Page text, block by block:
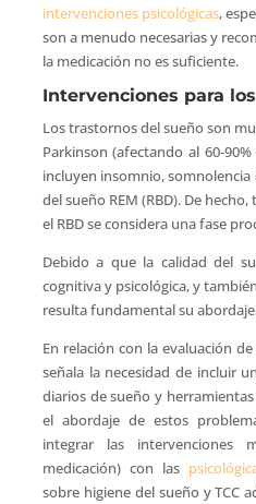
intervenciones psicológicas,
son a menudo necesarias y
la medicación no es suficiente.
Intervenciones para
Los trastornos del sueño son
Parkinson (afectando al 60-
incluyen insomnio,
del sueño REM (RBD). De
el RBD se considera una fase
Debido a que la calidad del
cognitiva y psicológica, y
resulta fundamental su
En relación con la evaluación
señala la necesidad de incluir
diarios de sueño y
el abordaje de estos
integrar las intervenciones
medicación) con las
sobre higiene del sueño y TCC